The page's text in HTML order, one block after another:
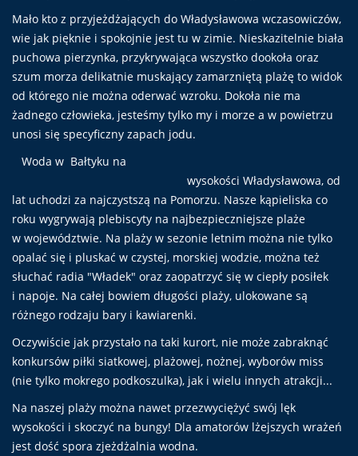
Mało kto z przyjeżdżających do Władysławowa wczasowiczów,
wie jak pięknie i spokojnie jest tu w zimie. Nieskazitelnie biała
puchowa pierzynka, przykrywająca wszystko dookoła oraz
szum morza delikatnie muskający zamarzniętą plażę to widok
od którego nie można oderwać wzroku. Dokoła nie ma
żadnego człowieka, jesteśmy tylko my i morze a w powietrzu
unosi się specyficzny zapach jodu.
Woda w Bałtyku na
wysokości Władysławowa, od
lat uchodzi za najczystszą na Pomorzu. Nasze kąpieliska co
roku wygrywają plebiscyty na najbezpieczniejsze plaże
w województwie. Na plaży w sezonie letnim można nie tylko
opalać się i pluskać w czystej, morskiej wodzie, można też
słuchać radia "Władek" oraz zaopatrzyć się w ciepły posiłek
i napoje. Na całej bowiem długości plaży, ulokowane są
różnego rodzaju bary i kawiarenki.
Oczywiście jak przystało na taki kurort, nie może zabraknąć
konkursów piłki siatkowej, plażowej, nożnej, wyborów miss
(nie tylko mokrego podkoszulka), jak i wielu innych atrakcji...
Na naszej plaży można nawet przezwyciężyć swój lęk
wysokości i skoczyć na bungy! Dla amatorów lżejszych wrażeń
jest dość spora zjeżdżalnia wodna.